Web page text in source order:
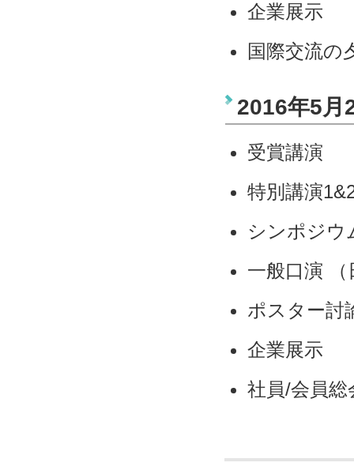
企業展示
国際交流の
2016年5月
受賞講演
特別講演
シンポジウ
一般口演 （
ポスター討
企業展示
社員/会員